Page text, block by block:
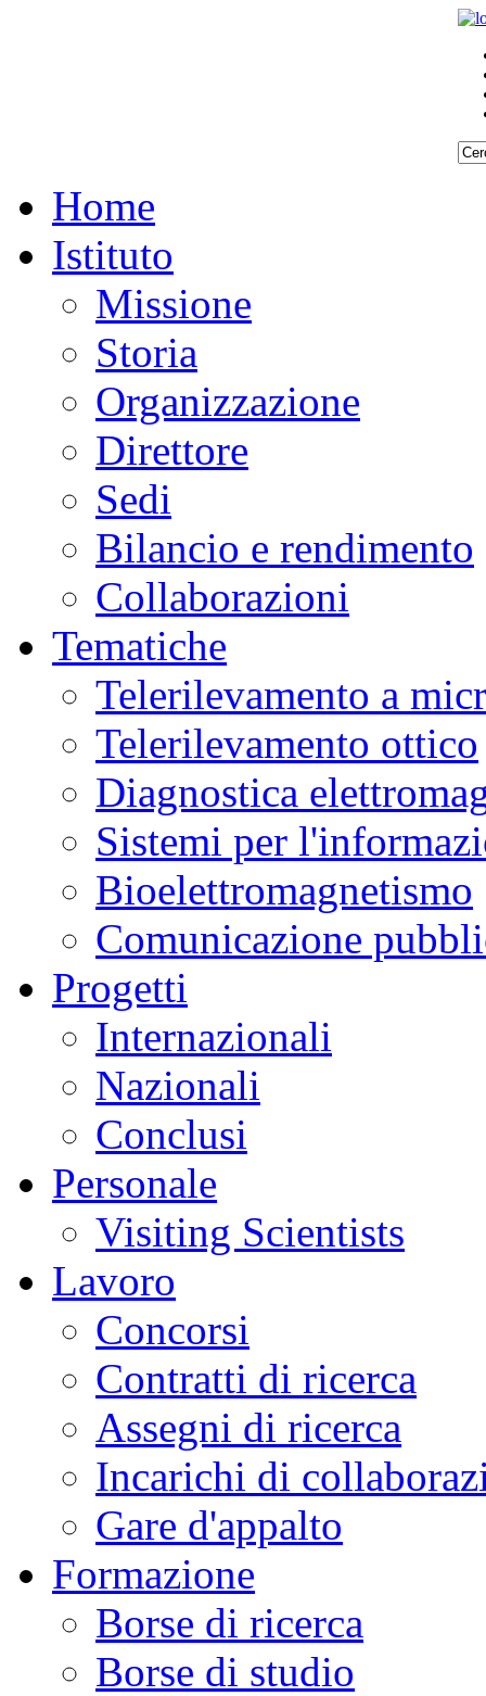
Home
Istituto
Missione
Storia
Organizzazione
Direttore
Sedi
Bilancio e rendimento
Collaborazioni
Tematiche
Telerilevamento a
Telerilevamento ottico
Diagnostica
Sistemi per
Bioelettromagnetismo
Comunicazione
Progetti
Internazionali
Nazionali
Conclusi
Personale
Visiting Scientists
Lavoro
Concorsi
Contratti di ricerca
Assegni di ricerca
Incarichi di
Gare d'appalto
Formazione
Borse di ricerca
Borse di studio